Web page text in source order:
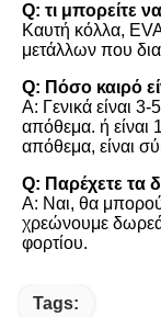
Q: τι μπορείτε
Καυτή κόλλα,
μετάλλων που
Q: Πόσο καιρό
Α: Γενικά είναι
απόθεμα. ή είναι
απόθεμα, είναι
Q: Παρέχετε τα
Α: Ναι, θα
χρεώνουμε
φορτίου.
Tags: